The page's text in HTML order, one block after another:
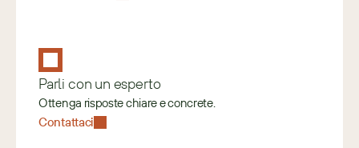
Parli con un esperto
Ottenga risposte chiare e concrete.
Contattaci